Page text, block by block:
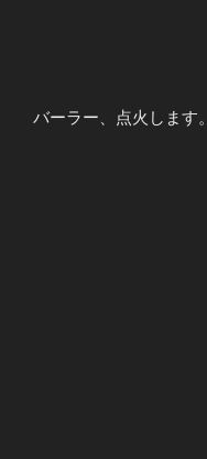
バーラー、点火します。